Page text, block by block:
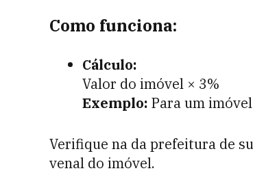
Como funciona:
Cálculo:
Valor do imóvel × 3%
Exemplo: Para um
Verifique na da prefeitura de
venal do imóvel.